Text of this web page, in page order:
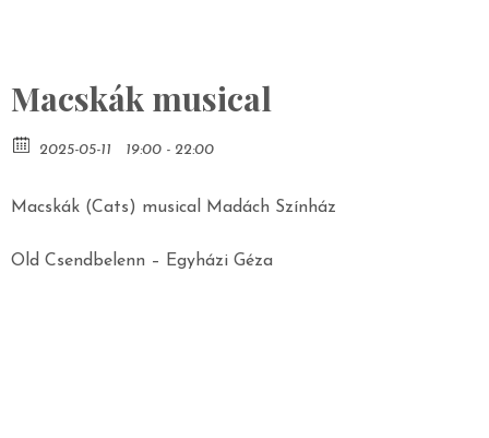
Macskák musical
2025-05-11 19:00 - 22:00
Macskák (Cats) musical Madách Színház
Old Csendbelenn – Egyházi Géza